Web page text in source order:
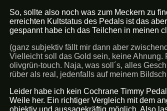
So, sollte also noch was zum Meckern zu
erreichten Kultstatus des Pedals ist das
gespannt habe ich das Teilchen in meinen
(ganz subjektiv fällt mir dann aber
Vielleicht soll das Gold sein, keine
olivgrün-touch. Naja, was soll´s, alles
rüber als real, jedenfalls auf meinem
Leider habe ich kein Cochrane Timmy
Weile her. Ein richtiger Vergleich mit dem
objektiv und aussagekräftig möglich. Also